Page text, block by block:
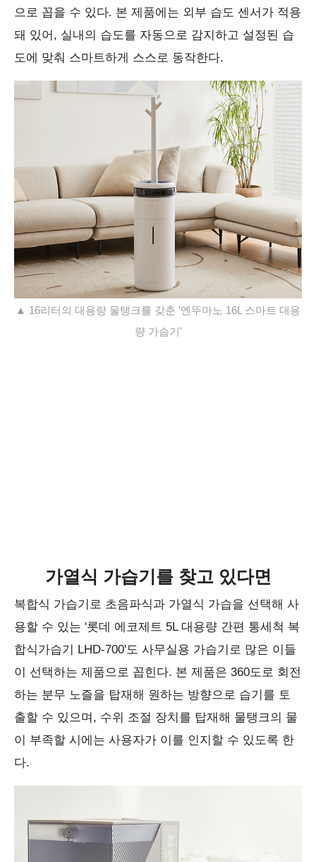
으로 꼽을 수 있다. 본 제품에는 외부 습도 센서가 적용
돼 있어, 실내의 습도를 자동으로 감지하고 설정된 습
도에 맞춰 스마트하게 스스로 동작한다.
▲ 16리터의 대용량 물탱크를 갖춘 '엔뚜마노 16L 스마트 대용
량 가습기'
가열식 가습기를 찾고 있다면
복합식 가습기로 초음파식과 가열식 가습을 선택해 사
용할 수 있는 '롯데 에코제트 5L 대용량 간편 통세척 복
합식가습기 LHD-700'도 사무실용 가습기로 많은 이들
이 선택하는 제품으로 꼽힌다. 본 제품은 360도로 회전
하는 분무 노즐을 탑재해 원하는 방향으로 습기를 토
출할 수 있으며, 수위 조절 장치를 탑재해 물탱크의 물
이 부족할 시에는 사용자가 이를 인지할 수 있도록 한
다.